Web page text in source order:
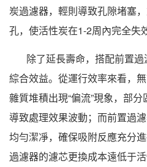
炭過濾器，輕則導致孔隙堵塞
孔，使活性炭在1-2周內完全失
除了延長壽命，搭配前置
綜合效益。從運行效率來看，
雜質堆積出現“偏流”現象，部分
導致處理效果波動；而前置過
均勻潔凈，確保吸附反應充分
過濾器的濾芯更換成本遠低于活